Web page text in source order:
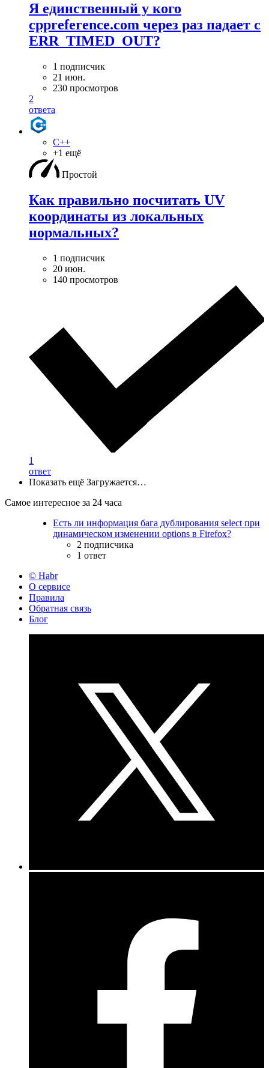
Я единственный у кого
cppreference.com через раз падает с
ERR_TIMED_OUT?
1 подписчик
21 июн.
230 просмотров
2
ответа
C++
+1 ещё
Простой
Как правильно посчитать UV
координаты из локальных
нормальных?
1 подписчик
20 июн.
140 просмотров
1
ответ
Показать ещё Загружается…
Самое интересное за 24 часа
Есть ли информация бага дублирования select при
динамическом изменении options в Firefox?
2 подписчика
1 ответ
© Habr
О сервисе
Правила
Обратная связь
Блог